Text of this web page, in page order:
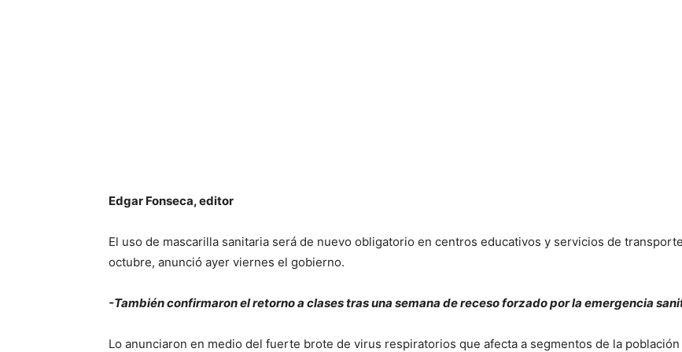
Edgar Fonseca, editor
El uso de mascarilla sanitaria será de nuevo obligatorio en centros educativos y servicios de
octubre, anunció ayer viernes el gobierno.
-También confirmaron el retorno a clases tras una semana de receso forzado por la emergencia
Lo anunciaron en medio del fuerte brote de virus respiratorios que afecta a segmentos de la